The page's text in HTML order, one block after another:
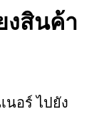
งสินค้า
นอร์ ไปยัง